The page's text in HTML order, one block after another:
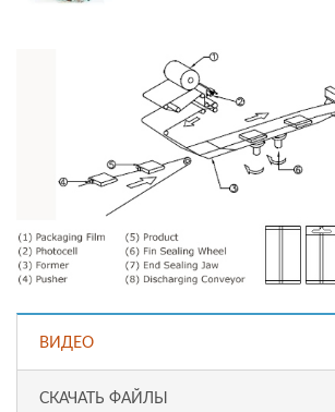
ВИДЕО
СКАЧАТЬ ФАЙЛЫ